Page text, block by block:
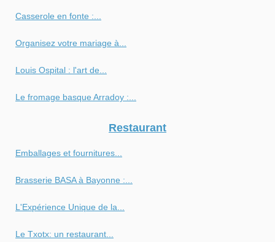
Casserole en fonte :...
Organisez votre mariage à...
Louis Ospital : l'art de...
Le fromage basque Arradoy :...
Restaurant
Emballages et fournitures...
Brasserie BASA à Bayonne :...
L'Expérience Unique de la...
Le Txotx: un restaurant...